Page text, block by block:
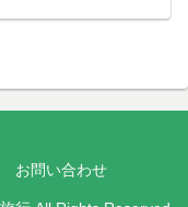
お問い合わせ